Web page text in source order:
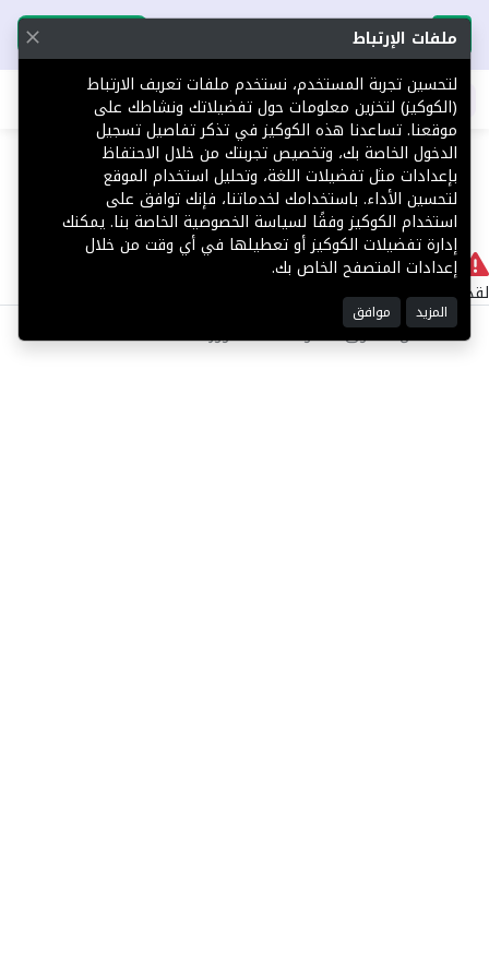
تحميل التطبيق تحميل التطبيق
اطلب عقارك
404 لا يوجد
لقد حدث خطأ داخلي أثناء معالجة طلبك.
©2025 كل الحقوق محفوظة منصة توور
ملفات الإرتباط
لتحسين تجربة المستخدم، نستخدم ملفات تعريف الارتباط
(الكوكيز) لتخزين معلومات حول تفضيلاتك ونشاطك على
موقعنا. تساعدنا هذه الكوكيز في تذكر تفاصيل تسجيل
الدخول الخاصة بك، وتخصيص تجربتك من خلال الاحتفاظ
بإعدادات مثل تفضيلات اللغة، وتحليل استخدام الموقع
لتحسين الأداء. باستخدامك لخدماتنا، فإنك توافق على
استخدام الكوكيز وفقًا لسياسة الخصوصية الخاصة بنا. يمكنك
إدارة تفضيلات الكوكيز أو تعطيلها في أي وقت من خلال
إعدادات المتصفح الخاص بك.
المزيد موافق